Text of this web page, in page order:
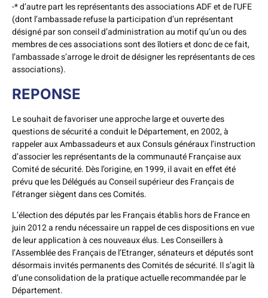
-* d’autre part les représentants des associations ADF et de l’UFE
(dont l’ambassade refuse la participation d’un représentant
désigné par son conseil d’administration au motif qu’un ou des
membres de ces associations sont des îlotiers et donc de ce fait,
l’ambassade s’arroge le droit de désigner les représentants de ces
associations).
REPONSE
Le souhait de favoriser une approche large et ouverte des
questions de sécurité a conduit le Département, en 2002, à
rappeler aux Ambassadeurs et aux Consuls généraux l’instruction
d’associer les représentants de la communauté Française aux
Comité de sécurité. Dès l’origine, en 1999, il avait en effet été
prévu que les Délégués au Conseil supérieur des Français de
l’étranger siègent dans ces Comités.
L’élection des députés par les Français établis hors de France en
juin 2012 a rendu nécessaire un rappel de ces dispositions en vue
de leur application à ces nouveaux élus. Les Conseillers à
l’Assemblée des Français de l’Etranger, sénateurs et députés sont
désormais invités permanents des Comités de sécurité. Il s’agit là
d’une consolidation de la pratique actuelle recommandée par le
Département.